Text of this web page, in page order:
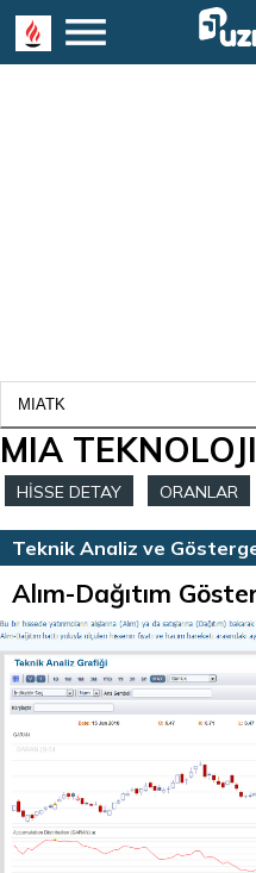
MIA TEKNOLOJI
HİSSE DETAY ORANLAR
HİSSE HABERLERİ
Teknik Analiz ve
Alım-Dağıtım